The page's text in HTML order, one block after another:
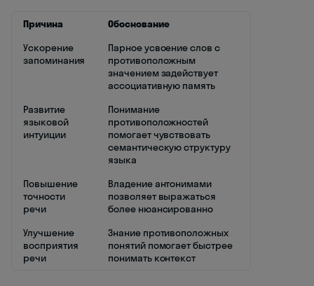
Причина
Обоснование
Ускорение
запоминания
Парное усвоение слов с
противоположным
значением задействует
ассоциативную память
Развитие
языковой
интуиции
Понимание
противоположностей
помогает чувствовать
семантическую структуру
языка
Повышение
точности
речи
Владение антонимами
позволяет выражаться
более нюансированно
Улучшение
восприятия
речи
Знание противоположных
понятий помогает быстрее
понимать контекст